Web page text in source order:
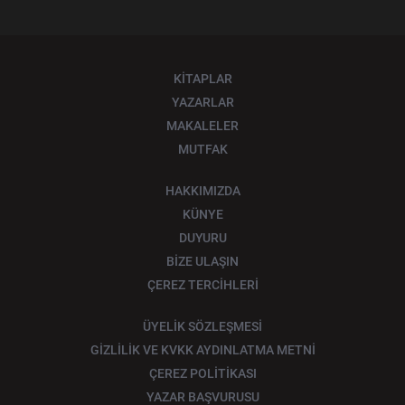
KİTAPLAR
YAZARLAR
MAKALELER
MUTFAK
HAKKIMIZDA
KÜNYE
DUYURU
BİZE ULAŞIN
ÇEREZ TERCİHLERİ
ÜYELİK SÖZLEŞMESİ
GİZLİLİK VE KVKK AYDINLATMA METNİ
ÇEREZ POLİTİKASI
YAZAR BAŞVURUSU